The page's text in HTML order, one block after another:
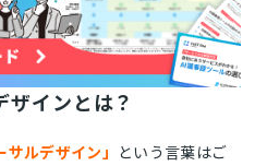
ザインとは？
サルデザイン」 という言葉はご